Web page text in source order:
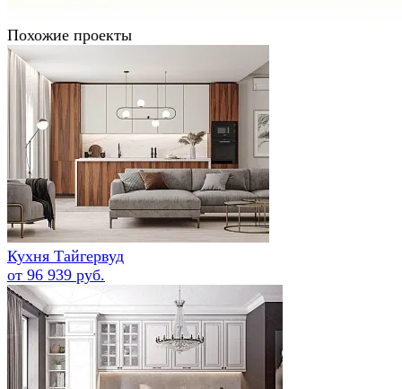
Похожие проекты
Кухня Тайгервуд
от 96 939 руб.